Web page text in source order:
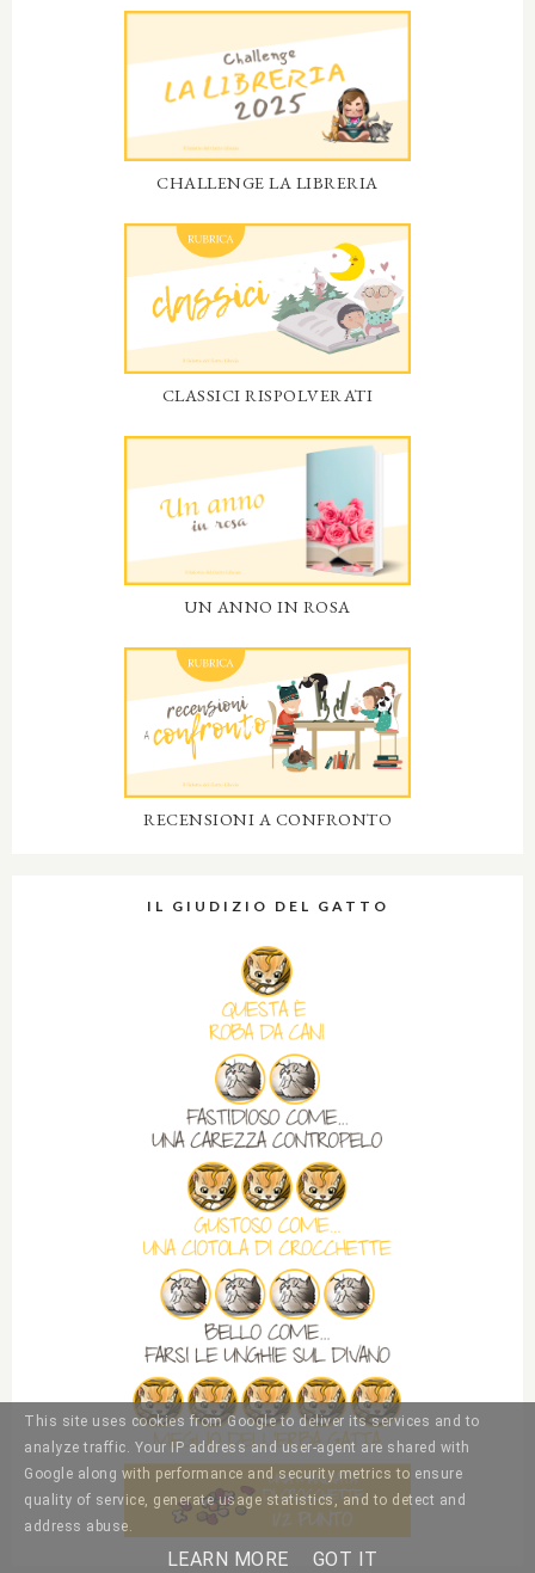
CHALLENGE LA LIBRERIA
CLASSICI RISPOLVERATI
UN ANNO IN ROSA
RECENSIONI A CONFRONTO
IL GIUDIZIO DEL GATTO
This site uses cookies from Google to deliver its services and to
analyze traffic. Your IP address and user-agent are shared with
Google along with performance and security metrics to ensure
quality of service, generate usage statistics, and to detect and
address abuse.
LEARN MORE GOT IT